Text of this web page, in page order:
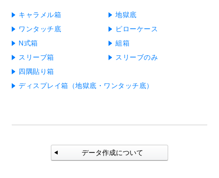
キャラメル箱
地獄底
ワンタッチ底
ピローケース
N式箱
組箱
スリーブ箱
スリーブのみ
四隅貼り箱
ディスプレイ箱（地獄底・ワンタッチ底）
データ作成について